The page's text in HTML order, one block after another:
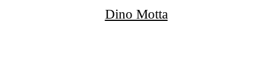
Dino Motta